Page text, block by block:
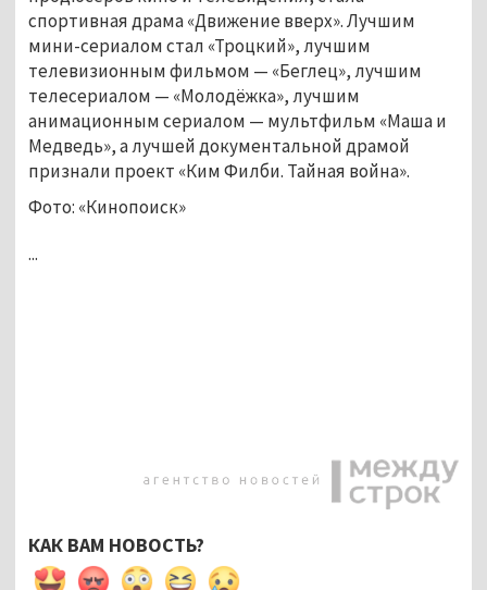
спортивная драма «Движение вверх». Лучшим
мини-сериалом стал «Троцкий», лучшим
телевизионным фильмом — «Беглец», лучшим
телесериалом — «Молодёжка», лучшим
анимационным сериалом — мультфильм «Маша и
Медведь», а лучшей документальной драмой
признали проект «Ким Филби. Тайная война».
Фото: «Кинопоиск»
...
КАК ВАМ НОВОСТЬ?